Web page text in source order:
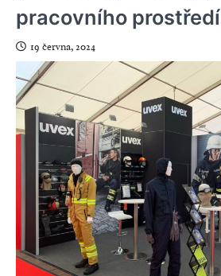
pracovního prostředí
19 června, 2024